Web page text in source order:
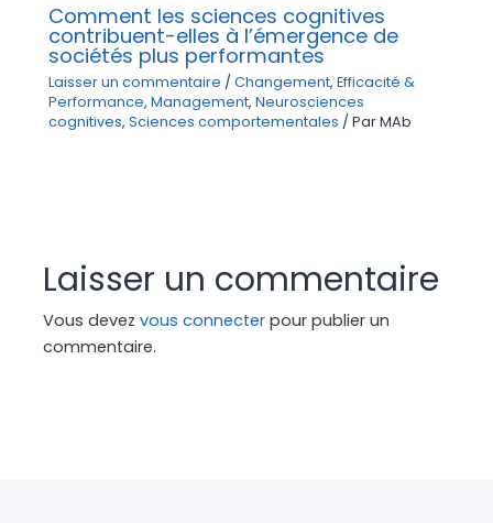
Comment les sciences cognitives
contribuent-elles à l’émergence de
sociétés plus performantes
Laisser un commentaire /Changement,Efficacité &
Performance,Management,Neurosciences
cognitives,Sciences comportementales / ParMAb
Laisser un commentaire
Vous devezvous connecter pour publier un
commentaire.